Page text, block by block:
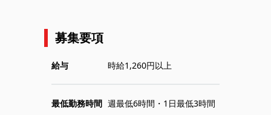
募集要項
給与 時給1,260円以上
最低勤務時間 週最低6時間・1日最低3時間